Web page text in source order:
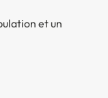
et un